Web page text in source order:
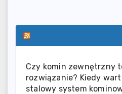
Czy komin zewnętrzny
rozwiązanie? Kiedy
stalowy system